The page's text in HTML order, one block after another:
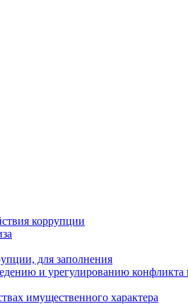
коррупции
для заполнения
и урегулированию конфликта
имущественного характера